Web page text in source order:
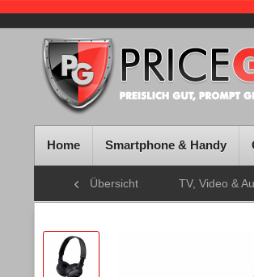
Home Smartphone & Handy
Übersicht TV, Video &